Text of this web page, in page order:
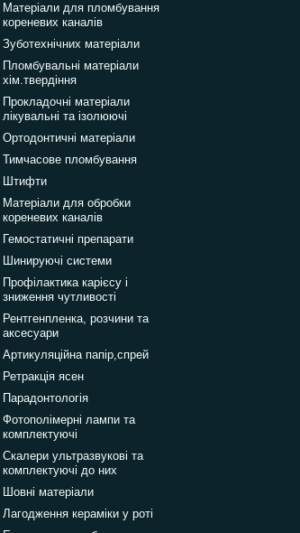
Матеріали для пломбування
кореневих каналів
Зуботехнічних матеріали
Пломбувальні матеріали
хім.твердіння
Прокладочні матеріали
лікувальні та ізолюючі
Ортодонтичні матеріали
Тимчасове пломбування
Штифти
Матеріали для обробки
кореневих каналів
Гемостатичні препарати
Шинируючі системи
Профілактика карієсу і
зниження чутливості
Рентгенпленка, розчини та
аксесуари
Артикуляційна папір,спрей
Ретракція ясен
Парадонтологія
Фотополімерні лампи та
комплектуючі
Скалери ультразвукові та
комплектуючі до них
Шовні матеріали
Лагодження кераміки у роті